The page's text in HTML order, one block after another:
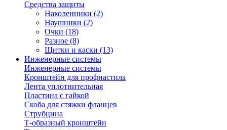
Средства защиты
Наколенники (2)
Наушники (2)
Очки (18)
Разное (8)
Щитки и каски (13)
Инженерные системы
Инженерные системы
Кронштейн для профнастила
Лента уплотнительная
Пластина с гайкой
Скоба для стяжки фланцев
Струбцина
Т-образный кронштейн